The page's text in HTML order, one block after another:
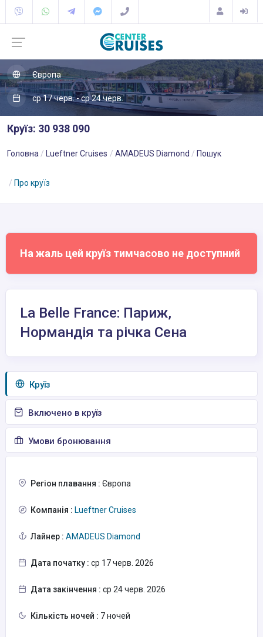
Європа
ср 17 черв. - ср 24 черв.
Круїз: 30 938 090
Головна Lueftner Cruises AMADEUS Diamond Пошук
Про круїз
На жаль цей круїз тимчасово не доступний
La Belle France: Париж,
Нормандія та річка Сена
Круїз
Включено в круїз
Умови бронювання
Регіон плавання : Європа
Компанія : Lueftner Cruises
Лайнер : AMADEUS Diamond
Дата початку : ср 17 черв. 2026
Дата закінчення : ср 24 черв. 2026
Кількість ночей : 7 ночей